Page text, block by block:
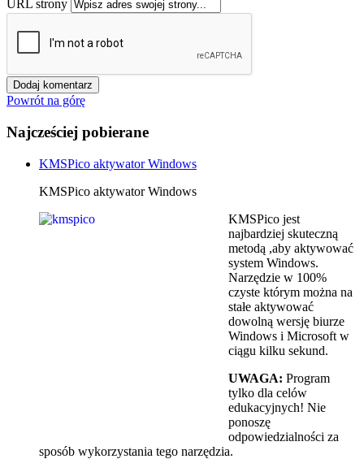
URL strony
Powrót na górę
Najcześciej pobierane
KMSPico aktywator Windows
KMSPico aktywator Windows
KMSPico jest
najbardziej skuteczną
metodą ,aby aktywować
system Windows.
Narzędzie w 100%
czyste którym można na
stałe aktywować
dowolną wersję biurze
Windows i Microsoft w
ciągu kilku sekund.
UWAGA: Program
tylko dla celów
edukacyjnych! Nie
ponoszę
odpowiedzialności za
sposób wykorzystania tego narzędzia.